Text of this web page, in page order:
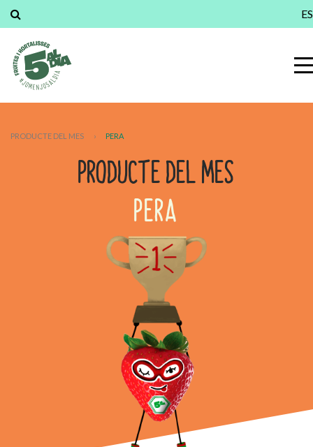
ES
PRODUCTE DEL MES › PERA
PRODUCTE DEL MES
PERA